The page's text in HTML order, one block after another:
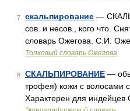
7 скальпирование —
сов. и несов., кого что.
словарь Ожегова. С.И.
Толковый словарь Ожегова
8 СКАЛЬПИРОВАНИЕ —
трофея) кожи с волосами с
Характерен для индейцев